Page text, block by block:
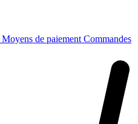
Moyens de paiement Commandes